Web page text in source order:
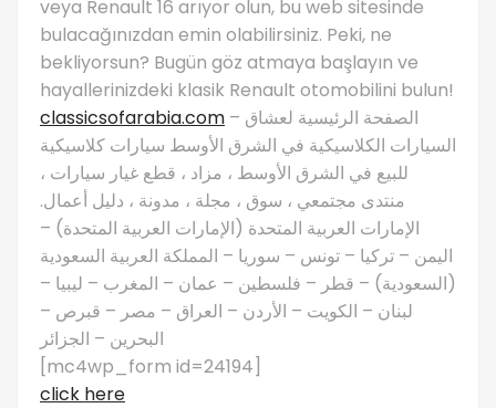
veya Renault 16 arıyor olun, bu web sitesinde
bulacağınızdan emin olabilirsiniz. Peki, ne
bekliyorsun? Bugün göz atmaya başlayın ve
hayallerinizdeki klasik Renault otomobilini bulun!
classicsofarabia.com – الصفحة الرئيسية لعشاق
السيارات الكلاسيكية في الشرق الأوسط سيارات كلاسيكية
للبيع في الشرق الأوسط ، مزاد ، قطع غيار سيارات ،
منتدى مجتمعي ، سوق ، مجلة ، مدونة ، دليل أعمال.
الإمارات العربية المتحدة (الإمارات العربية المتحدة) –
اليمن – تركيا – تونس – سوريا – المملكة العربية السعودية
(السعودية) – قطر – فلسطين – عمان – المغرب – ليبيا –
لبنان – الكويت – الأردن – العراق – مصر – قبرص –
البحرين – الجزائر
[mc4wp_form id=24194]
click here